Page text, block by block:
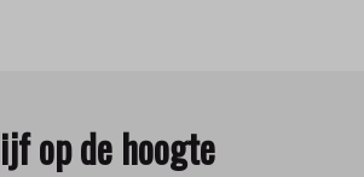
op de hoogte